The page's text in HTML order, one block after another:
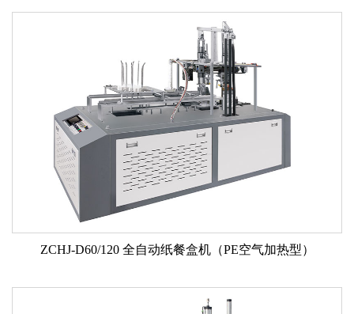
ZCHJ-D60/120 全自动纸餐盒机（PE空气加热型）